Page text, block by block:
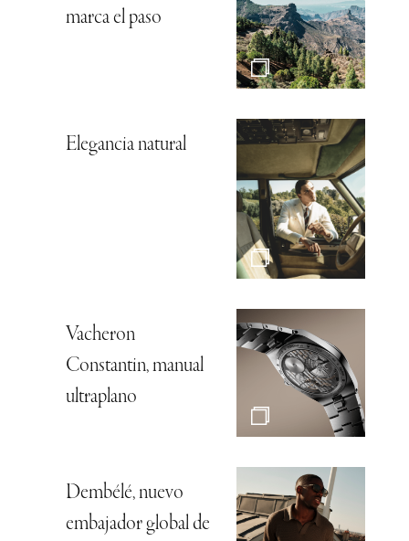
marca el paso
Elegancia natural
Vacheron
Constantin, manual
ultraplano
Dembélé, nuevo
embajador global de